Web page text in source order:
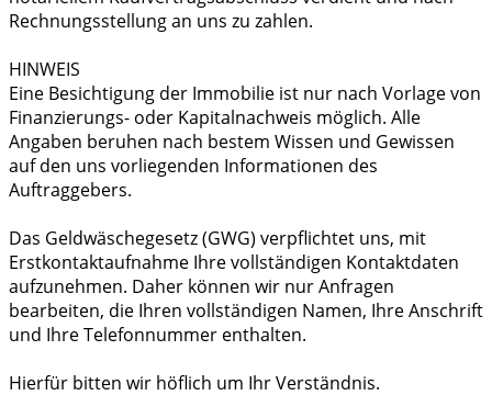
Rechnungsstellung an uns zu zahlen.
HINWEIS
Eine Besichtigung der Immobilie ist nur nach Vorlage von
Finanzierungs- oder Kapitalnachweis möglich. Alle
Angaben beruhen nach bestem Wissen und Gewissen
auf den uns vorliegenden Informationen des
Auftraggebers.
Das Geldwäschegesetz (GWG) verpflichtet uns, mit
Erstkontaktaufnahme Ihre vollständigen Kontaktdaten
aufzunehmen. Daher können wir nur Anfragen
bearbeiten, die Ihren vollständigen Namen, Ihre Anschrift
und Ihre Telefonnummer enthalten.
Hierfür bitten wir höflich um Ihr Verständnis.